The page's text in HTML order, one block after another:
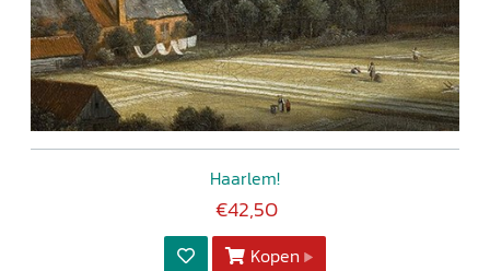
Haarlem!
€42,50
Kopen